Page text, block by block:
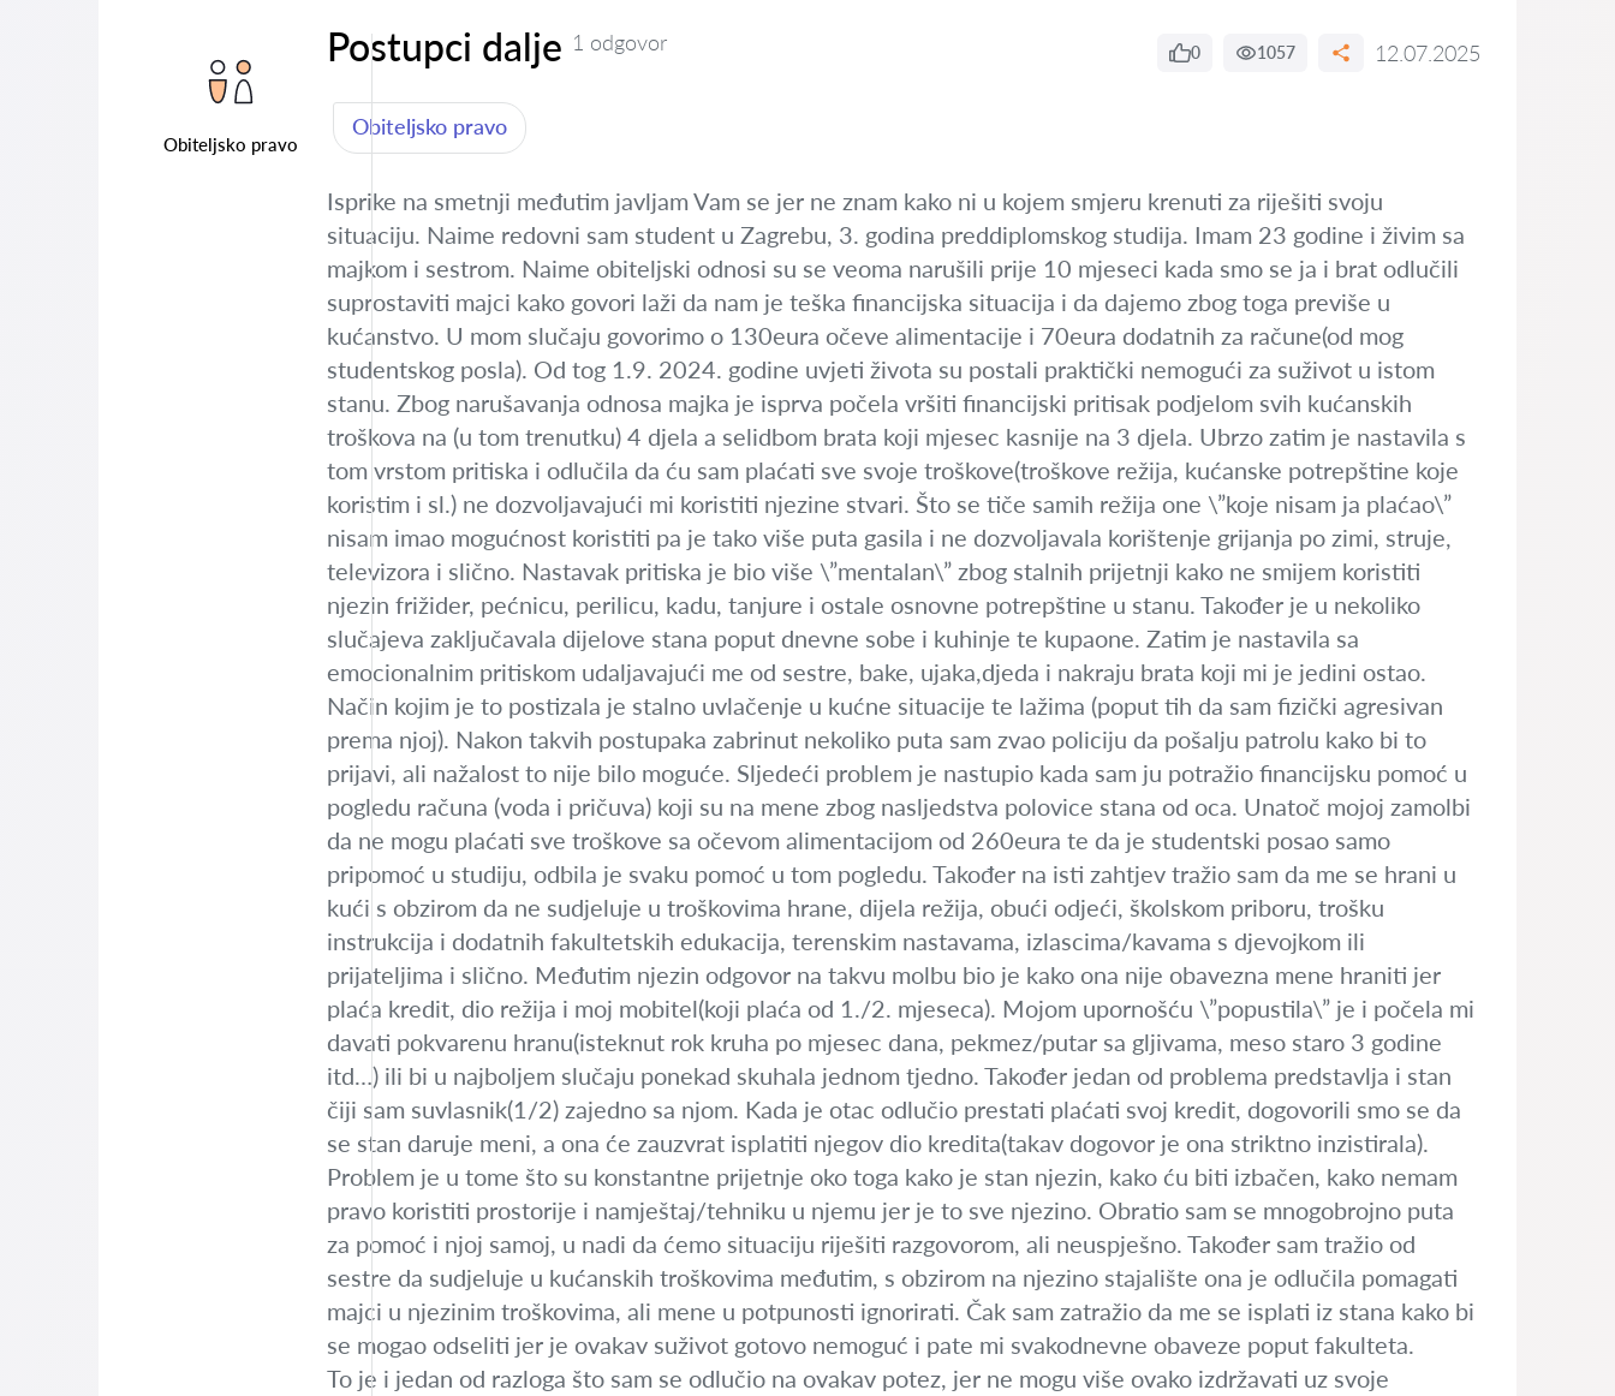
Obiteljsko pravo
Postupci dalje 1 odgovor 0 1057 12.07.2025
Obiteljsko pravo
Isprike na smetnji međutim javljam Vam se jer ne znam kako ni u kojem smjeru krenuti za riješiti svoju
situaciju. Naime redovni sam student u Zagrebu, 3. godina preddiplomskog studija. Imam 23 godine i živim sa
majkom i sestrom. Naime obiteljski odnosi su se veoma narušili prije 10 mjeseci kada smo se ja i brat odlučili
suprostaviti majci kako govori laži da nam je teška financijska situacija i da dajemo zbog toga previše u
kućanstvo. U mom slučaju govorimo o 130eura očeve alimentacije i 70eura dodatnih za račune(od mog
studentskog posla). Od tog 1.9. 2024. godine uvjeti života su postali praktički nemogući za suživot u istom
stanu. Zbog narušavanja odnosa majka je isprva počela vršiti financijski pritisak podjelom svih kućanskih
troškova na (u tom trenutku) 4 djela a selidbom brata koji mjesec kasnije na 3 djela. Ubrzo zatim je nastavila s
tom vrstom pritiska i odlučila da ću sam plaćati sve svoje troškove(troškove režija, kućanske potrepštine koje
koristim i sl.) ne dozvoljavajući mi koristiti njezine stvari. Što se tiče samih režija one \”koje nisam ja plaćao\”
nisam imao mogućnost koristiti pa je tako više puta gasila i ne dozvoljavala korištenje grijanja po zimi, struje,
televizora i slično. Nastavak pritiska je bio više \”mentalan\” zbog stalnih prijetnji kako ne smijem koristiti
njezin frižider, pećnicu, perilicu, kadu, tanjure i ostale osnovne potrepštine u stanu. Također je u nekoliko
slučajeva zaključavala dijelove stana poput dnevne sobe i kuhinje te kupaone. Zatim je nastavila sa
emocionalnim pritiskom udaljavajući me od sestre, bake, ujaka,djeda i nakraju brata koji mi je jedini ostao.
Način kojim je to postizala je stalno uvlačenje u kućne situacije te lažima (poput tih da sam fizički agresivan
prema njoj). Nakon takvih postupaka zabrinut nekoliko puta sam zvao policiju da pošalju patrolu kako bi to
prijavi, ali nažalost to nije bilo moguće. Sljedeći problem je nastupio kada sam ju potražio financijsku pomoć u
pogledu računa (voda i pričuva) koji su na mene zbog nasljedstva polovice stana od oca. Unatoč mojoj zamolbi
da ne mogu plaćati sve troškove sa očevom alimentacijom od 260eura te da je studentski posao samo
pripomoć u studiju, odbila je svaku pomoć u tom pogledu. Također na isti zahtjev tražio sam da me se hrani u
kući s obzirom da ne sudjeluje u troškovima hrane, dijela režija, obući odjeći, školskom priboru, trošku
instrukcija i dodatnih fakultetskih edukacija, terenskim nastavama, izlascima/kavama s djevojkom ili
prijateljima i slično. Međutim njezin odgovor na takvu molbu bio je kako ona nije obavezna mene hraniti jer
plaća kredit, dio režija i moj mobitel(koji plaća od 1./2. mjeseca). Mojom upornošću \”popustila\” je i počela mi
davati pokvarenu hranu(isteknut rok kruha po mjesec dana, pekmez/putar sa gljivama, meso staro 3 godine
itd…) ili bi u najboljem slučaju ponekad skuhala jednom tjedno. Također jedan od problema predstavlja i stan
čiji sam suvlasnik(1/2) zajedno sa njom. Kada je otac odlučio prestati plaćati svoj kredit, dogovorili smo se da
se stan daruje meni, a ona će zauzvrat isplatiti njegov dio kredita(takav dogovor je ona striktno inzistirala).
Problem je u tome što su konstantne prijetnje oko toga kako je stan njezin, kako ću biti izbačen, kako nemam
pravo koristiti prostorije i namještaj/tehniku u njemu jer je to sve njezino. Obratio sam se mnogobrojno puta
za pomoć i njoj samoj, u nadi da ćemo situaciju riješiti razgovorom, ali neuspješno. Također sam tražio od
sestre da sudjeluje u kućanskih troškovima međutim, s obzirom na njezino stajalište ona je odlučila pomagati
majci u njezinim troškovima, ali mene u potpunosti ignorirati. Čak sam zatražio da me se isplati iz stana kako bi
se mogao odseliti jer je ovakav suživot gotovo nemoguć i pate mi svakodnevne obaveze poput fakulteta.
To je i jedan od razloga što sam se odlučio na ovakav potez, jer ne mogu više ovako izdržavati uz svoje